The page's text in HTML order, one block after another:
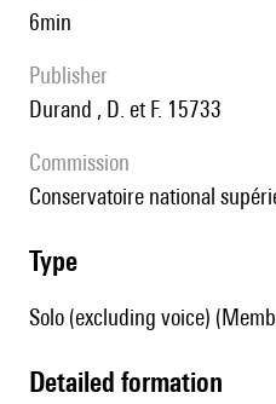
6min
publisher
Durand , D. et F. 15733
Commission
Conservatoire national
type
Solo (excluding voice)
detailed formation